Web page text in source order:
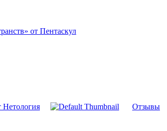
от Пентаскул
Отзывы